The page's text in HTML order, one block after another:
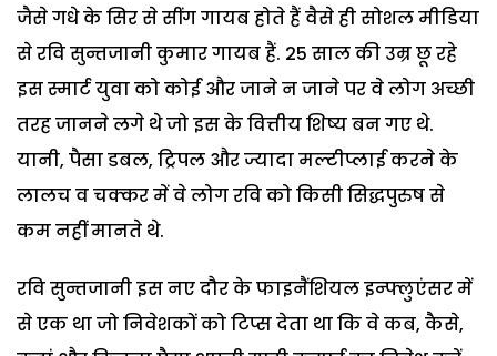
जैसे गधे के सिर से सींग गायब होते हैं वैसे ही सोशल मीडिया
से रवि सुन्तजानी कुमार गायब हैं. 25 साल की उम्र छू रहे
इस स्मार्ट युवा को कोई और जाने न जाने पर वे लोग अच्छी
तरह जानने लगे थे जो इस के वित्तीय शिष्य बन गए थे.
यानी, पैसा डबल, ट्रिपल और ज्यादा मल्टीप्लाई करने के
लालच व चक्कर में वे लोग रवि को किसी सिद्धपुरुष से
कम नहीं मानते थे.
रवि सुन्तजानी इस नए दौर के फाइनैंशियल इन्फ्लुएंसर में
से एक था जो निवेशकों को टिप्स देता था कि वे कब, कैसे,